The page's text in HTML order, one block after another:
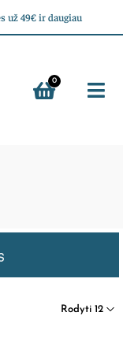
už 49€ ir daugiau
0
Rodyti 12